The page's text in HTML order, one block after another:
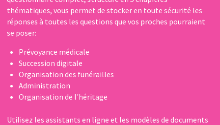
thématiques, vous permet de stocker en toute sécurité les
réponses à toutes les questions que vos proches pourraient
se poser:
Prévoyance médicale
Succession digitale
Organisation des funérailles
Administration
Organisation de l'héritage
Utilisez les assistants en ligne et les modèles de documents